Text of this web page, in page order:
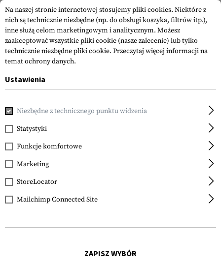
Clawgear
A Neg Bloodgroup
Patch
Na naszej stronie internetowej stosujemy pliki cookies. Niektóre z
nich są technicznie niezbędne (np. do obsługi koszyka, filtrów itp.),
inne służą celom marketingowym i analitycznym. Możesz
zaakceptować wszystkie pliki cookie (nasze zalecenie) lub tylko
technicznie niezbędne pliki cookie. Przeczytaj więcej informacji na
temat ochrony danych.
Ustawienia
Niezbędne z technicznego punktu widzenia
Statystyki
Funkcje komfortowe
Marketing
StoreLocator
Mailchimp Connected Site
ZAPISZ WYBÓR